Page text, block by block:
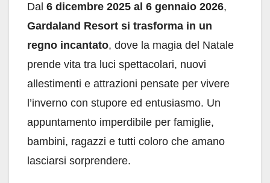
Dal 6 dicembre 2025 al 6 gennaio 2026,
Gardaland Resort si trasforma in un
regno incantato, dove la magia del Natale
prende vita tra luci spettacolari, nuovi
allestimenti e attrazioni pensate per vivere
l’inverno con stupore ed entusiasmo. Un
appuntamento imperdibile per famiglie,
bambini, ragazzi e tutti coloro che amano
lasciarsi sorprendere.